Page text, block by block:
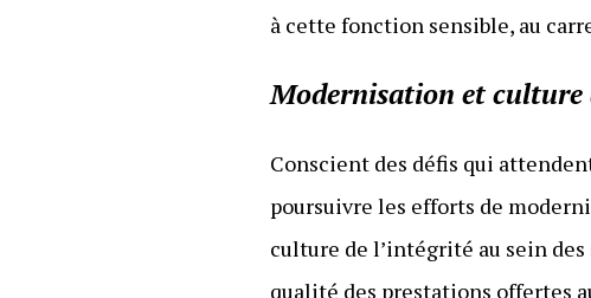
à cette fonction sensible, au
Modernisation et culture
Conscient des défis qui
poursuivre les efforts de
culture de l’intégrité au sein
qualité des prestations offertes